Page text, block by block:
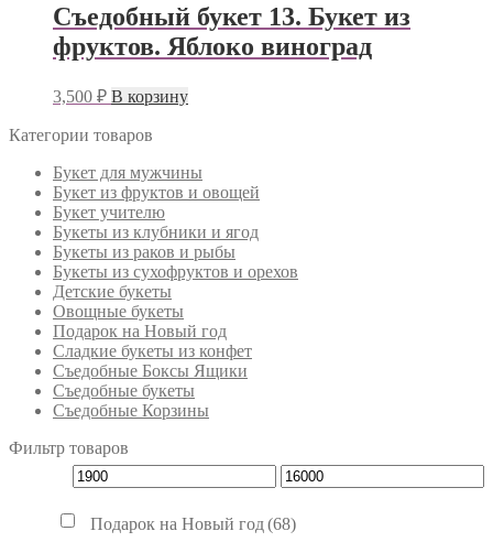
Съедобный букет 13. Букет из
фруктов. Яблоко виноград
3,500 ₽ В корзину
Категории товаров
Букет для мужчины
Букет из фруктов и овощей
Букет учителю
Букеты из клубники и ягод
Букеты из раков и рыбы
Букеты из сухофруктов и орехов
Детские букеты
Овощные букеты
Подарок на Новый год
Сладкие букеты из конфет
Съедобные Боксы Ящики
Съедобные букеты
Съедобные Корзины
Фильтр товаров
Подарок на Новый год(68)